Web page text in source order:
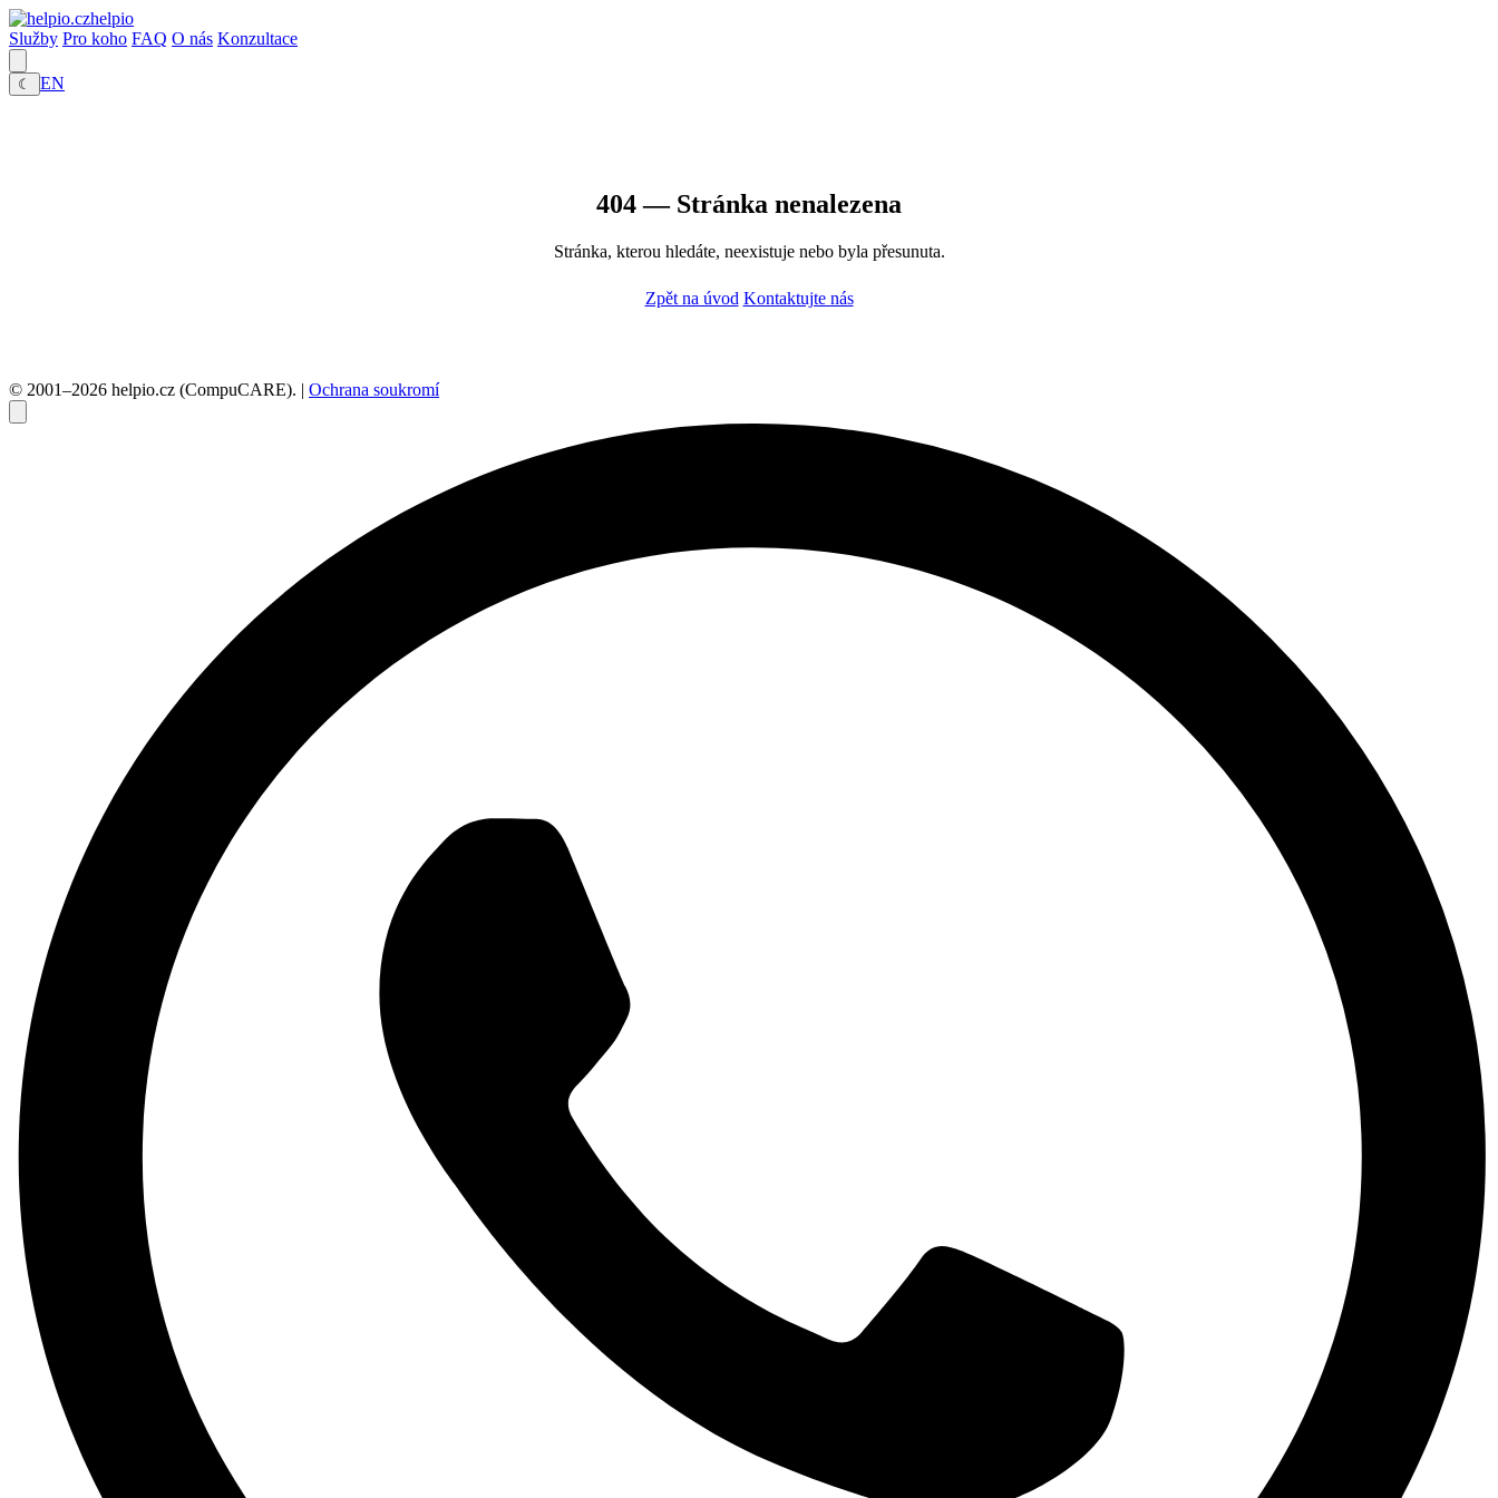
helpio
Služby Pro koho FAQ O nás Konzultace
☾ EN
404 — Stránka nenalezena
Stránka, kterou hledáte, neexistuje nebo byla přesunuta.
Zpět na úvod Kontaktujte nás
© 2001–2026 helpio.cz (CompuCARE). | Ochrana soukromí